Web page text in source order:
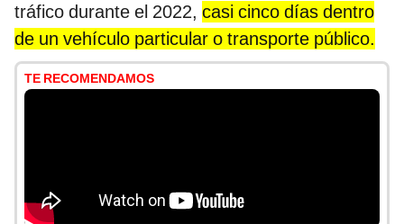
tráfico durante el 2022, casi cinco días dentro
de un vehículo particular o transporte público.
TE RECOMENDAMOS